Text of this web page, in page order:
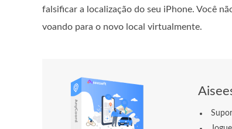
falsificar a localização do seu iPhone. Você
voando para o novo local virtualmente.